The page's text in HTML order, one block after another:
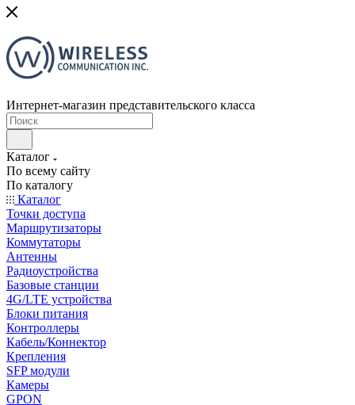
Интернет-магазин представительского класса
Каталог
По всему сайту
По каталогу
Каталог
Точки доступа
Маршрутизаторы
Коммутаторы
Антенны
Радиоустройства
Базовые станции
4G/LTE устройства
Блоки питания
Контроллеры
Кабель/Коннектор
Крепления
SFP модули
Камеры
GPON